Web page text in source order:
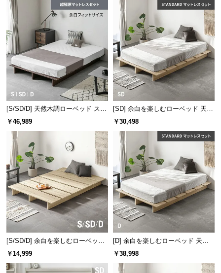
[S/SD/D] 天然木調ローベッド ステ
ージベッド 超極厚マットレス付き
￥46,989
[SD] 余白を楽しむローベッド 天然
木調 ステージベッド マットレス付
￥30,498
[S/SD/D] 余白を楽しむローベッド
フレーム 天然木調 ステージベッド
ロボット掃除機対応
￥14,999
[D] 余白を楽しむローベッド 天然
木調 ステージベッド マットレス付
￥38,998